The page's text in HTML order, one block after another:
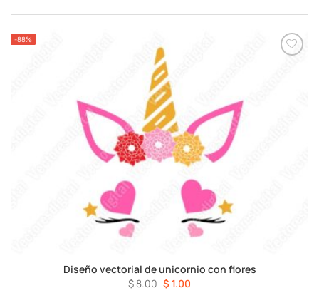
$ 8.00.$ 1.00.
-88%
Diseño vectorial de unicornio con flores
$8.00 El
$ 1.00El